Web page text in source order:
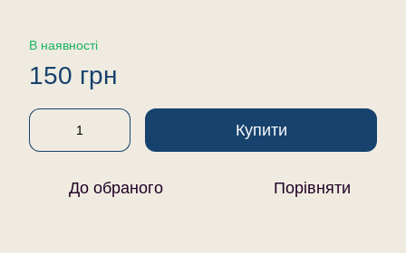
В наявності
150 грн
Купити
До обраного Порівняти